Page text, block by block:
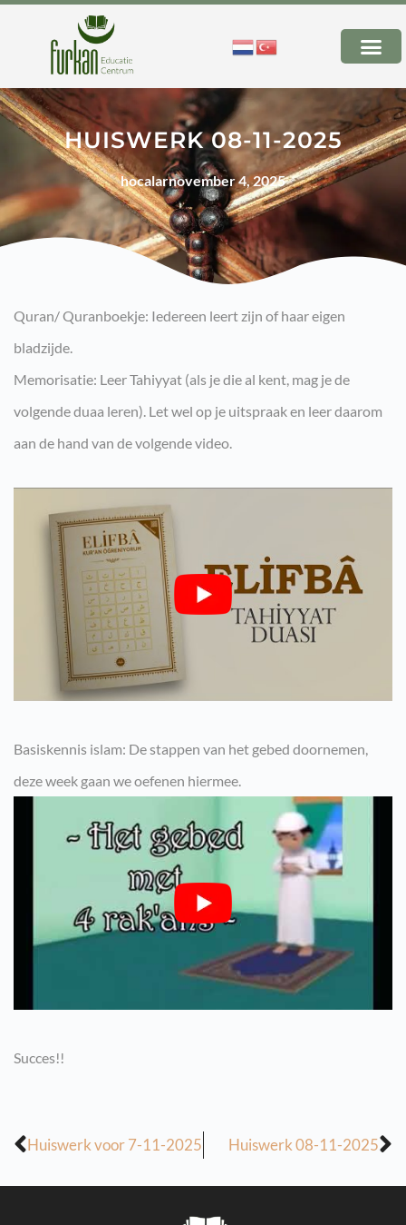
HUISWERK 08-11-2025
hocalarnovember 4, 2025
Quran/ Quranboekje: Iedereen leert zijn of haar eigen
bladzijde.
Memorisatie: Leer Tahiyyat (als je die al kent, mag je de
volgende duaa leren). Let wel op je uitspraak en leer daarom
aan de hand van de volgende video.
Basiskennis islam: De stappen van het gebed doornemen,
deze week gaan we oefenen hiermee.
Succes!!
Huiswerk voor 7-11-2025 Huiswerk 08-11-2025